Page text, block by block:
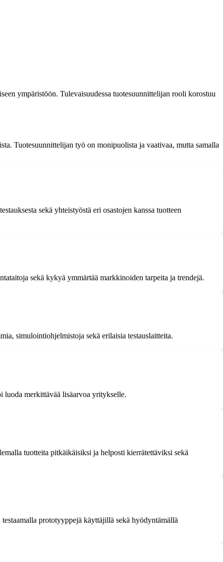
ympäristöön. Tulevaisuudessa tuotesuunnittelijan rooli korostuu
Tuotesuunnittelijan työ on monipuolista ja vaativaa, mutta samalla
sekä yhteistyöstä eri osastojen kanssa tuotteen
sekä kykyä ymmärtää markkinoiden tarpeita ja trendejä.
simulointiohjelmistoja sekä erilaisia testauslaitteita.
merkittävää lisäarvoa yritykselle.
tuotteita pitkäikäisiksi ja helposti kierrätettäviksi sekä
prototyyppejä käyttäjillä sekä hyödyntämällä